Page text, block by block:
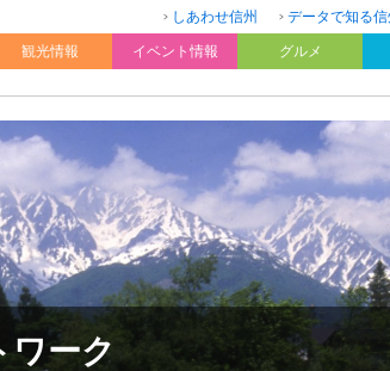
しあわせ信州 データで知る信
観光情報 イベント情報 グルメ
ワーク